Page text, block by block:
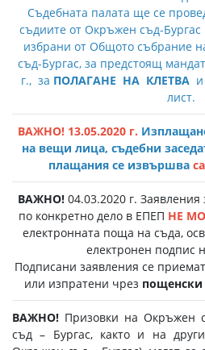
Съдебната палата ще се
съдиите от Окръжен съд-Бургас
избрани от Общото събрание
съд-Бургас, за предстоящ
г., за ПОЛАГАНЕ НА КЛЕТВАи
лист.
ВАЖНО! 13.05.2020 г.
на вещи лица, съдебни
плащания се извършва
ВАЖНО! 04.03.2020 г.
по конкретно дело в ЕПЕП НЕ
електронната поща на съда,
електронен подпис
Подписани заявления се
или изпратени чрез пощенски
ВАЖНО! Призовки на Окръжен
съд – Бургас, както и на